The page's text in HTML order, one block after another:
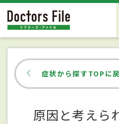
症状から探すTOPに
原因と考えら